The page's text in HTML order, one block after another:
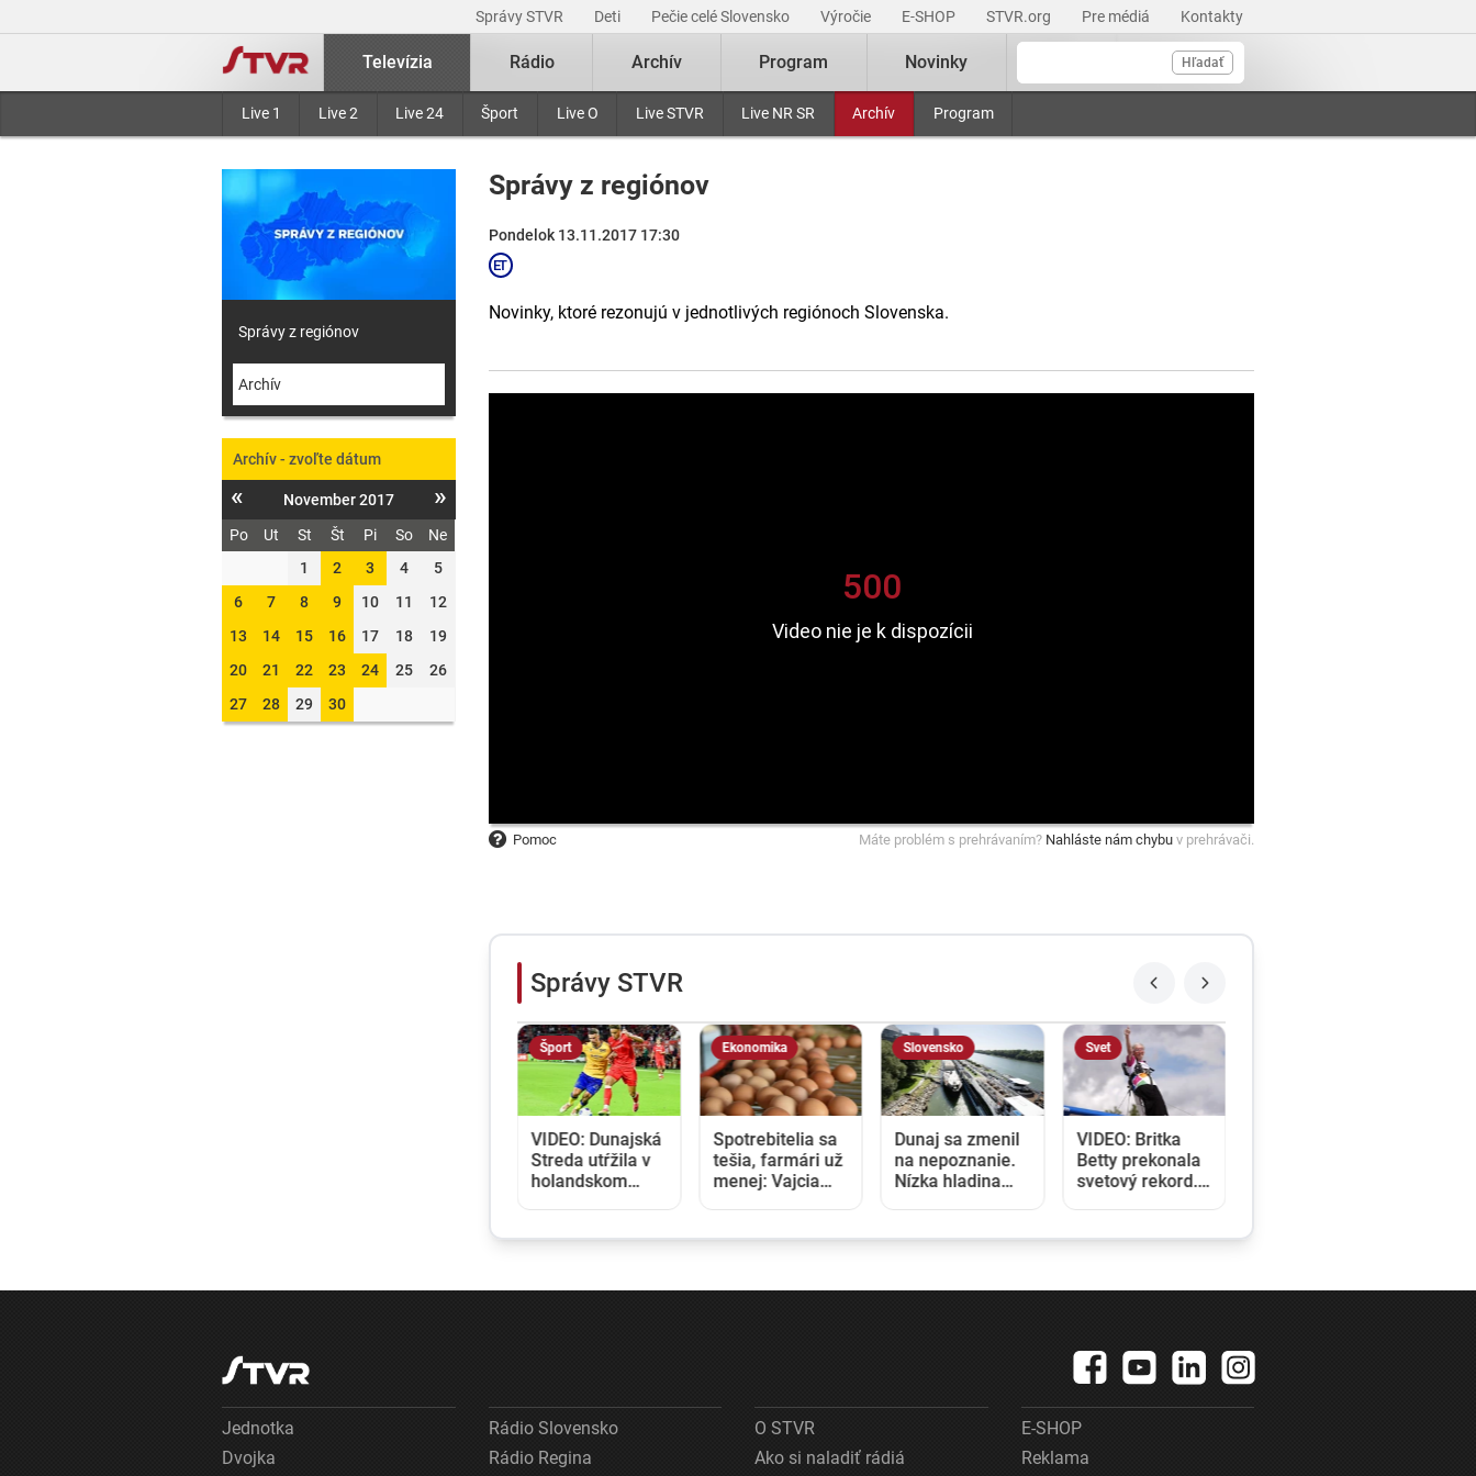
Správy STVR Deti Pečie celé Slovensko Výročie E-SHOP STVR.org Pre médiá Kontakty
Hľadať
Televízia
Live 1 Live 2 Live 24 Šport Live O Live STVR Live NR SR Archív Program
Rádio Archív Program Novinky
Správy z regiónov
Pondelok 13.11.2017 17:30
Novinky, ktoré rezonujú v jednotlivých regiónoch Slovenska.
Pomoc Máte problém s prehrávaním? Nahláste nám chybu v prehrávači.
Správy z regiónov
Archív
Archív - zvoľte dátum
« November 2017 »
Po Ut St Št Pi So
Ne
1
2 3 4
5
6
7 8 9 10 11
12
13
14 15 16 17 18
19
20
21 22 23 24 25
26
27
28 29 30
Správy STVR
Šport
VIDEO: Dunajská
Streda utŕžila v
holandskom
odvete sa bude
nemožné
Ekonomika
Spotrebitelia sa
tešia, farmári už
menej: Vajcia
minimum
Slovensko
Dunaj sa zmenil
na nepoznanie.
Nízka hladina
na prepravu
Svet
VIDEO: Britka
Betty prekonala
svetový rekord.
ženou, ktorá
lietadla
Jednotka
Dvojka
Rádio Slovensko
Rádio Regina
O STVR
Ako si naladiť rádiá
E-SHOP
Reklama